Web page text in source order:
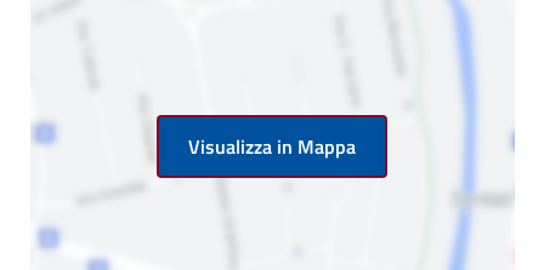
Visualizza in Mappa